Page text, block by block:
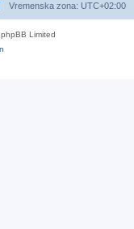
Vremenska zona: UTC+02:00
Limited